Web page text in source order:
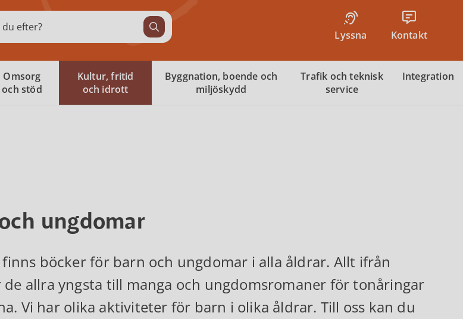
Lyssna Kontakt
Omsorg
och stöd
Kultur, fritid
och idrott
Byggnation, boende och
miljöskydd
Trafik och teknisk
service
Integration
ungdomar
böcker för barn och ungdomar i alla åldrar. Allt ifrån
allra yngsta till manga och ungdomsromaner för tonåringar
Vi har olika aktiviteter för barn i olika åldrar. Till oss kan du